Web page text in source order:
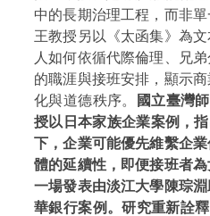
中的長期治理工程，而非
王教授另以《太函集》為
人如何依循代際倫理、兄
的職涯與接班安排，顯示
化與道德秩序。
國立臺灣
授以日本家族企業案例，
下，企業可能優先維繫企
體的延續性，即便接班者
一場發表由淡江大學陳琮
華銀行案例。研究重新詮